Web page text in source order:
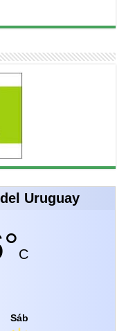
Uruguay
C
Sáb